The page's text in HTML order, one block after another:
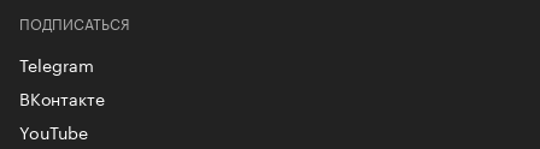
ПОДПИСАТЬСЯ
Telegram
ВКонтакте
YouTube